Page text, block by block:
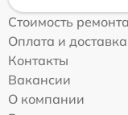
Стоимость ремонта
Оплата и доставка
Контакты
Вакансии
О компании